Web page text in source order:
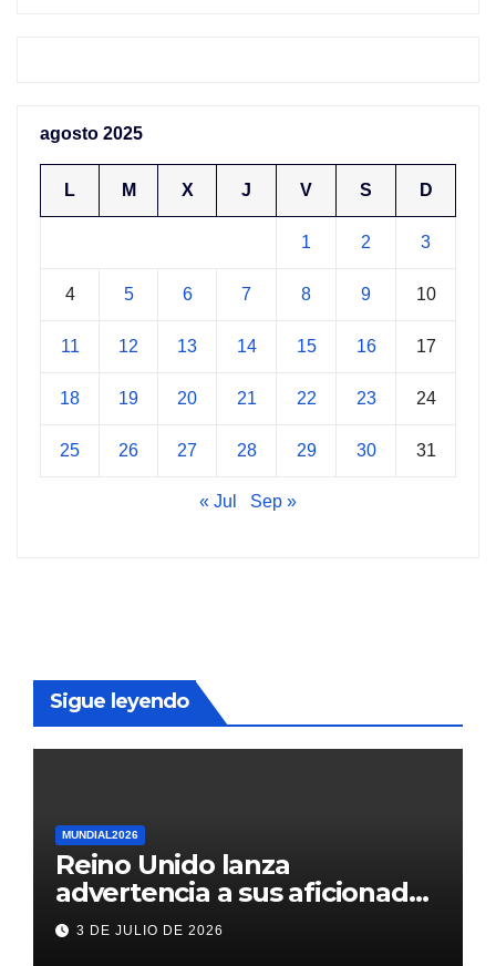
agosto 2025
L M X J V S D
1 2 3
4 5 6 7 8 9 10
11 12 13 14 15 16 17
18 19 20 21 22 23 24
25 26 27 28 29 30 31
« Jul Sep »
Sigue leyendo
MUNDIAL2026
Reino Unido lanza
advertencia a sus aficionados
antes del México vs
Inglaterra en el Mundial 2026
3 DE JULIO DE 2026